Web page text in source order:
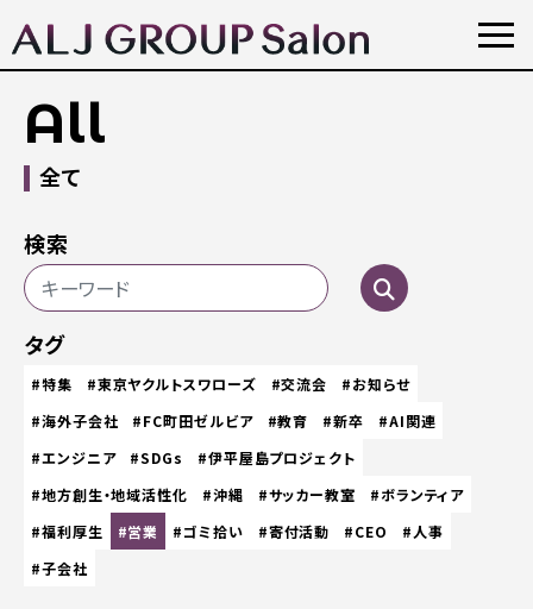
All
全て
検索
タグ
#特集 #東京ヤクルトスワローズ #交流会
#お知らせ
#海外子会社
#FC町田ゼルビア #教育 #新卒
#AI関連
#エンジニア
#SDGs
#伊平屋島プロジェクト
#地方創生・地域活性化
#沖縄 #サッカー教室
#ボランティア
#福利厚生
#営業 #ゴミ拾い #寄付活動 #CEO
#人事
#子会社